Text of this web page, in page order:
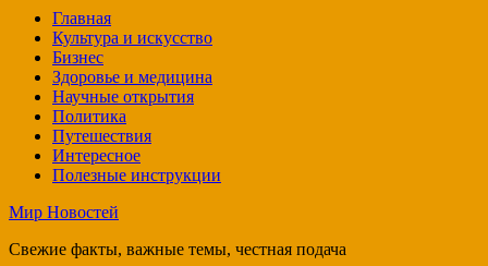
Главная
Культура и искусство
Бизнес
Здоровье и медицина
Научные открытия
Политика
Путешествия
Интересное
Полезные инструкции
Мир Новостей
Свежие факты, важные темы, честная подача